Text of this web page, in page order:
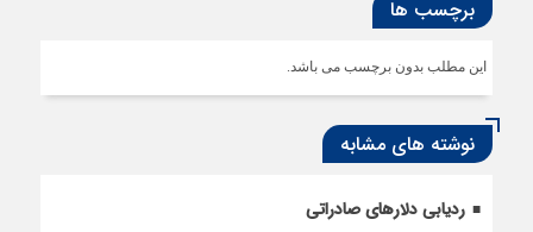
برچسب ها
این مطلب بدون برچسب می باشد.
نوشته های مشابه
ردیابی دلارهای صادراتی